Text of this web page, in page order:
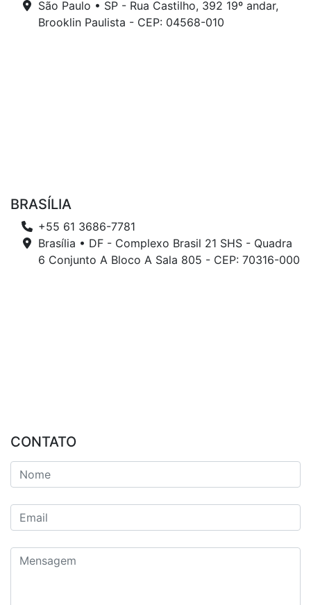
São Paulo • SP - Rua Castilho, 392 19º andar,
Brooklin Paulista - CEP: 04568-010
BRASÍLIA
+55 61 3686-7781
Brasília • DF - Complexo Brasil 21 SHS - Quadra
6 Conjunto A Bloco A Sala 805 - CEP: 70316-000
CONTATO